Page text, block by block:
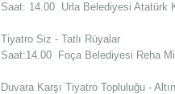
Saat: 14.00 Urla Belediyesi Atatürk
Tiyatro Siz - Tatlı Rüyalar
Saat:14.00 Foça Belediyesi Reha
Duvara Karşı Tiyatro Topluluğu -